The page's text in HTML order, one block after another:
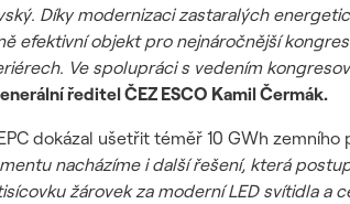
Díky modernizaci zastaralých
efektivní objekt pro nejnáročnější
Ve spolupráci s vedením
ředitel ČEZ ESCO Kamil Čermák.
dokázal ušetřit téměř 10 GWh
nacházíme i další řešení, která
žárovek za moderní LED svítidla